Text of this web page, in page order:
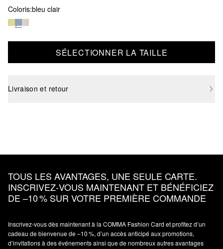
Coloris:bleu clair
SÉLECTIONNER LA TAILLE
Livraison et retour
TOUS LES AVANTAGES, UNE SEULE CARTE.
INSCRIVEZ‑VOUS MAINTENANT ET BÉNÉFICIEZ
DE –10 % SUR VOTRE PREMIÈRE COMMANDE
Inscrivez‑vous dès maintenant à la COMMA Fashion Card et profitez d’un
cadeau de bienvenue de –10 %, d’un accès anticipé aux promotions,
d’invitations à des événements ainsi que de nombreux autres avantages